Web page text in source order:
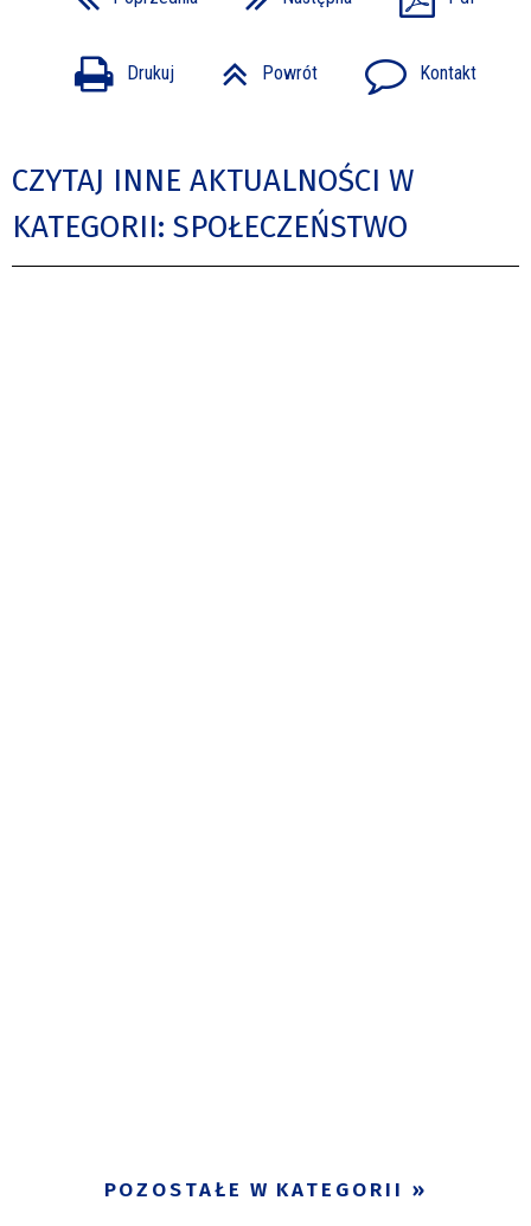
Drukuj Powrót Kontakt
CZYTAJ INNE AKTUALNOŚCI W
KATEGORII: SPOŁECZEŃSTWO
POZOSTAŁE W KATEGORII